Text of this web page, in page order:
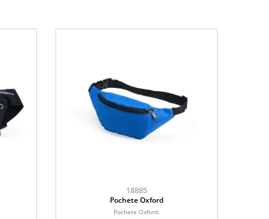
18885
Pochete Oxford
Pochete Oxford.